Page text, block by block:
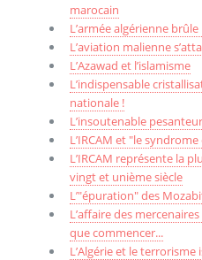
marocain
L’armée algérienne
L’aviation malienne
L’Azawad et l’islamisme
L’indispensable
nationale !
L’insoutenable
L’IRCAM et "le
L’IRCAM représente la
vingt et unième siècle
L’"épuration" des
L’affaire des
que commencer...
L’Algérie et le terrorisme